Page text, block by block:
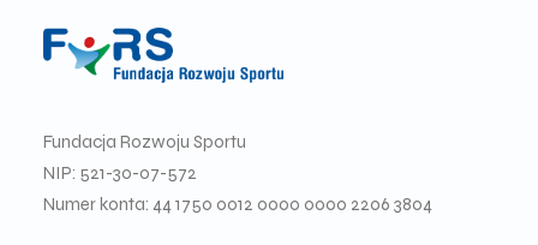
Fundacja Rozwoju Sportu
NIP: 521-30-07-572
Numer konta: 44 1750 0012 0000 0000 2206 3804